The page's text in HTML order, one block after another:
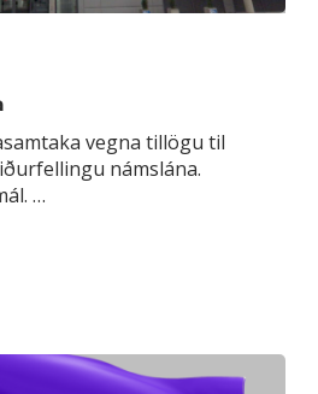
vegna tillögu til
námslána.
…